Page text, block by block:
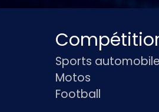
Sports
Motos
Football